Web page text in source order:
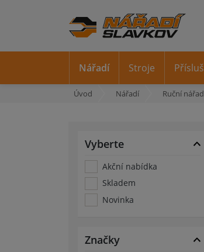
Úvod Nářadí Ruční
Vyberte
Akční nabídka
Skladem
Novinka
Značky
Nářadí Stroje